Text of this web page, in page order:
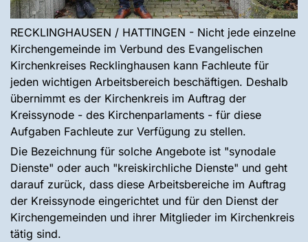
RECKLINGHAUSEN / HATTINGEN - Nicht jede einzelne
Kirchengemeinde im Verbund des Evangelischen
Kirchenkreises Recklinghausen kann Fachleute für
jeden wichtigen Arbeitsbereich beschäftigen. Deshalb
übernimmt es der Kirchenkreis im Auftrag der
Kreissynode - des Kirchenparlaments - für diese
Aufgaben Fachleute zur Verfügung zu stellen.
Die Bezeichnung für solche Angebote ist "synodale
Dienste" oder auch "kreiskirchliche Dienste" und geht
darauf zurück, dass diese Arbeitsbereiche im Auftrag
der Kreissynode eingerichtet und für den Dienst der
Kirchengemeinden und ihrer Mitglieder im Kirchenkreis
tätig sind.